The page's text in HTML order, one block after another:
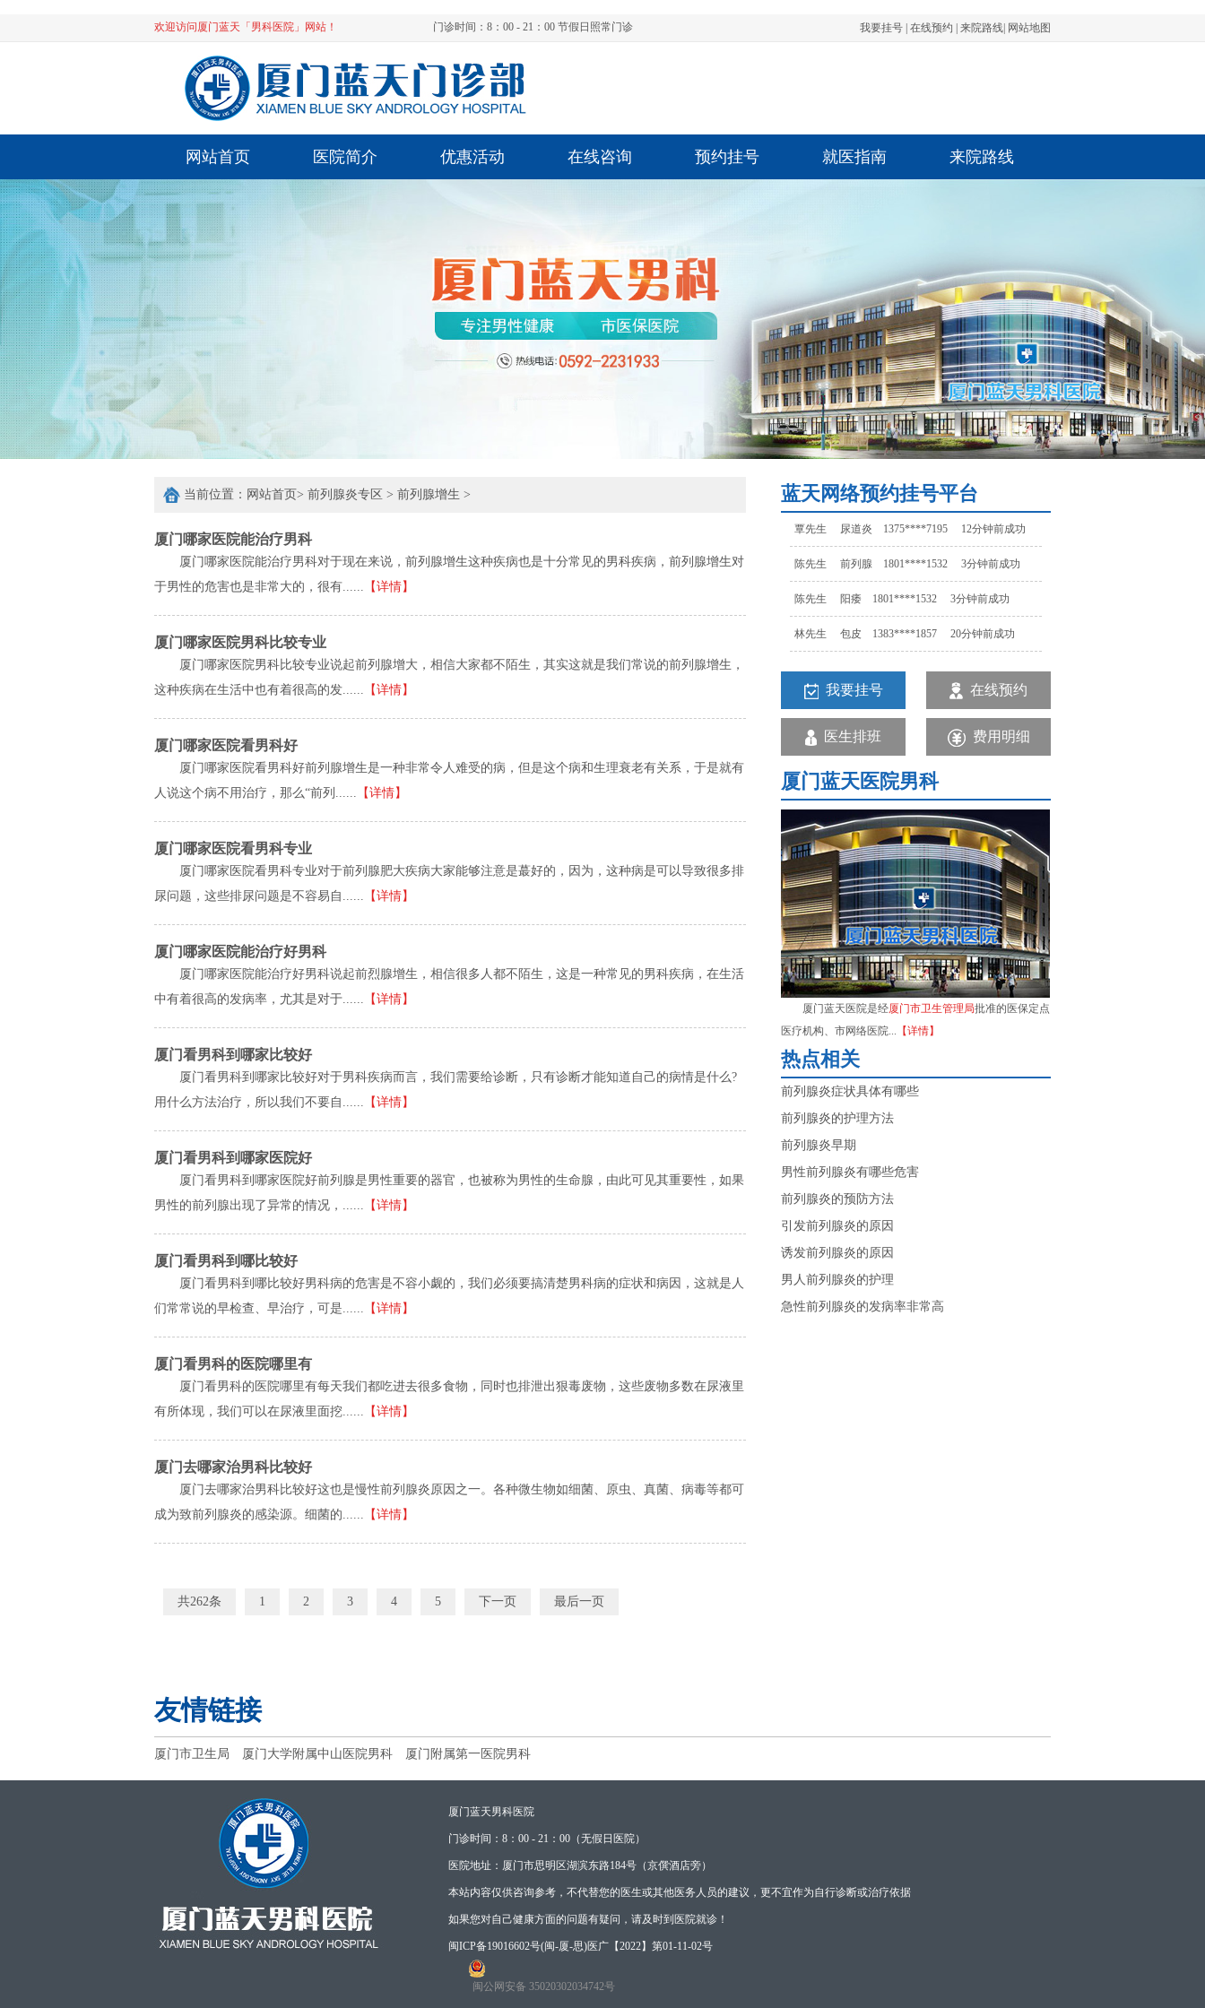
欢迎访问厦门蓝天「男科医院」网站！ 门诊时间：8：00 - 21：00 节假日照常门诊 我要挂号 在线预约 来院路线 网站地图
网站首页 医院简介 优惠活动 在线咨询 预约挂号 就医指南 来院路线
当前位置： 网站首页> 前列腺炎专区 > 前列腺增生 >
厦门哪家医院能治疗男科
厦门哪家医院能治疗男科对于现在来说，前列腺增生这种疾病也是十分常见的男科疾病，前列腺增生对
于男性的危害也是非常大的，很有......
【详情】
厦门哪家医院男科比较专业
厦门哪家医院男科比较专业说起前列腺增大，相信大家都不陌生，其实这就是我们常说的前列腺增生，
这种疾病在生活中也有着很高的发......
【详情】
厦门哪家医院看男科好
厦门哪家医院看男科好前列腺增生是一种非常令人难受的病，但是这个病和生理衰老有关系，于是就有
人说这个病不用治疗，那么“前列......
【详情】
厦门哪家医院看男科专业
厦门哪家医院看男科专业对于前列腺肥大疾病大家能够注意是蕞好的，因为，这种病是可以导致很多排
尿问题，这些排尿问题是不容易自......
【详情】
厦门哪家医院能治疗好男科
厦门哪家医院能治疗好男科说起前烈腺增生，相信很多人都不陌生，这是一种常见的男科疾病，在生活
中有着很高的发病率，尤其是对于......
【详情】
厦门看男科到哪家比较好
厦门看男科到哪家比较好对于男科疾病而言，我们需要给诊断，只有诊断才能知道自己的病情是什么?
用什么方法治疗，所以我们不要自......
【详情】
厦门看男科到哪家医院好
厦门看男科到哪家医院好前列腺是男性重要的器官，也被称为男性的生命腺，由此可见其重要性，如果
男性的前列腺出现了异常的情况，......
【详情】
厦门看男科到哪比较好
厦门看男科到哪比较好男科病的危害是不容小觑的，我们必须要搞清楚男科病的症状和病因，这就是人
们常常说的早检查、早治疗，可是......
【详情】
厦门看男科的医院哪里有
厦门看男科的医院哪里有每天我们都吃进去很多食物，同时也排泄出狠毒废物，这些废物多数在尿液里
有所体现，我们可以在尿液里面挖......
【详情】
厦门去哪家治男科比较好
厦门去哪家治男科比较好这也是慢性前列腺炎原因之一。各种微生物如细菌、原虫、真菌、病毒等都可
成为致前列腺炎的感染源。细菌的......
【详情】
共262条 1 2 3 4 5 下一页 最后一页
蓝天网络预约挂号平台
陈先生 前列腺 1801****1532 3分钟前成功
陈先生 阳痿 1801****1532 3分钟前成功
林先生 包皮 1383****1857 20分钟前成功
孙先生 早泄 1523****1457 15分钟前成功
覃先生 尿道炎 1375****7195 12分钟前成功
覃先生 尿道炎 1375****7195 12分钟前成功
陈先生 前列腺 1801****1532 3分钟前成功
我要挂号 在线预约
医生排班 费用明细
厦门蓝天医院男科
厦门蓝天医院是经厦门市卫生管理局批准的医保定点
医疗机构、市网络医院...
【详情】
热点相关
前列腺炎症状具体有哪些
前列腺炎的护理方法
前列腺炎早期
男性前列腺炎有哪些危害
前列腺炎的预防方法
引发前列腺炎的原因
诱发前列腺炎的原因
男人前列腺炎的护理
急性前列腺炎的发病率非常高
友情链接
厦门市卫生局 厦门大学附属中山医院男科 厦门附属第一医院男科
厦门蓝天男科医院
门诊时间：8：00 - 21：00（无假日医院）
医院地址：厦门市思明区湖滨东路184号（京僎酒店旁）
本站内容仅供咨询参考，不代替您的医生或其他医务人员的建议，更不宜作为自行诊断或治疗依据
如果您对自己健康方面的问题有疑问，请及时到医院就诊！
闽ICP备19016602号(闽-厦-思)医广【2022】第01-11-02号
闽公网安备 35020302034742号